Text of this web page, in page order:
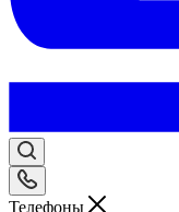
Телефоны